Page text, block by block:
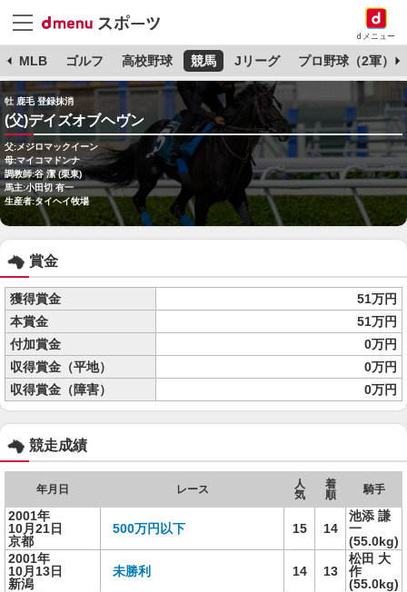
dメニュー
MLB ゴルフ 高校野球 競馬 Jリーグ プロ野球（2軍）
牡 鹿毛 登録抹消
(父)デイズオブヘヴン
父:メジロマックイーン
母:マイコマドンナ
調教師:谷 潔 (栗東)
馬主:小田切 有一
生産者:タイヘイ牧場
賞金
獲得賞金
51万円
本賞金
51万円
付加賞金
0万円
収得賞金（平地）
0万円
収得賞金（障害）
0万円
競走成績
年月日 レース
人
気
着
順
騎手
2001年
10月21日
京都
500万円以下 15 14
池添 謙
一
(55.0kg)
2001年
10月13日
新潟
未勝利 14 13
松田 大
作
(55.0kg)